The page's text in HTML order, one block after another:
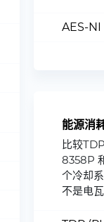
AES-NI
能源消
比较
8358P
个冷却
不是电瓦